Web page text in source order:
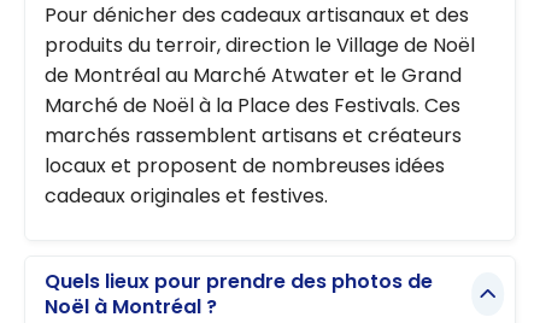
Pour dénicher des cadeaux artisanaux et des
produits du terroir, direction le Village de Noël
de Montréal au Marché Atwater et le Grand
Marché de Noël à la Place des Festivals. Ces
marchés rassemblent artisans et créateurs
locaux et proposent de nombreuses idées
cadeaux originales et festives.
Quels lieux pour prendre des photos de
Noël à Montréal ?